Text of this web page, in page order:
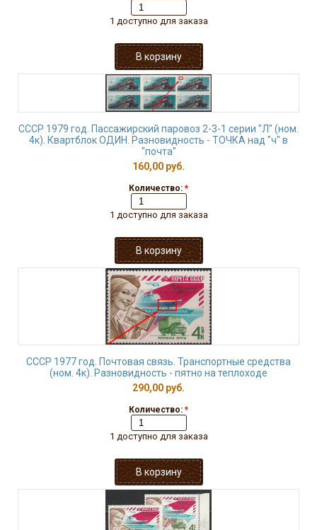
1 доступно для заказа
СССР 1979 год. Пассажирский паровоз 2-3-1 серии "Л" (ном.
4к). Квартблок ОДИН. Разновидность - ТОЧКА над "ч" в
"почта"
160,00 руб.
Количество: *
1 доступно для заказа
СССР 1977 год. Почтовая связь. Транспортные средства
(ном. 4к). Разновидность - пятно на теплоходе
290,00 руб.
Количество: *
1 доступно для заказа